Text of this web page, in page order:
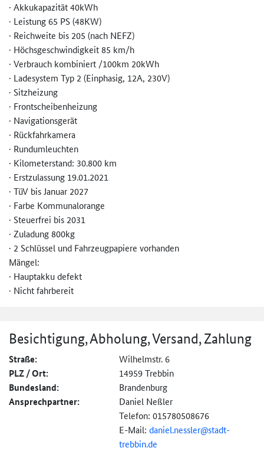
· Akkukapazität 40kWh
· Leistung 65 PS (48KW)
· Reichweite bis 205 (nach NEFZ)
· Höchsgeschwindigkeit 85 km/h
· Verbrauch kombiniert /100km 20kWh
· Ladesystem Typ 2 (Einphasig, 12A, 230V)
· Sitzheizung
· Frontscheibenheizung
· Navigationsgerät
· Rückfahrkamera
· Rundumleuchten
· Kilometerstand: 30.800 km
· Erstzulassung 19.01.2021
· TüV bis Januar 2027
· Farbe Kommunalorange
· Steuerfrei bis 2031
· Zuladung 800kg
· 2 Schlüssel und Fahrzeugpapiere vorhanden
Mängel:
· Hauptakku defekt
· Nicht fahrbereit
Besichtigung, Abholung, Versand, Zahlung
Straße: Wilhelmstr. 6
PLZ / Ort: 14959 Trebbin
Bundesland: Brandenburg
Ansprechpartner:
Daniel Neßler
Telefon: 015780508676
E-Mail: daniel.nessler@stadt-
trebbin.de